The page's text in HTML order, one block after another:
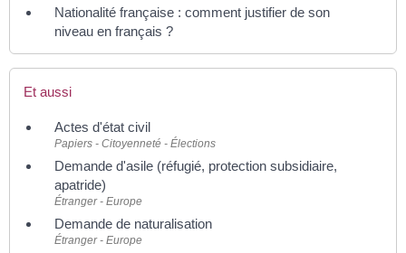
Nationalité française : comment justifier de son
niveau en français ?
Et aussi
Actes d'état civil
Papiers - Citoyenneté - Élections
Demande d'asile (réfugié, protection subsidiaire,
apatride)
Étranger - Europe
Demande de naturalisation
Étranger - Europe